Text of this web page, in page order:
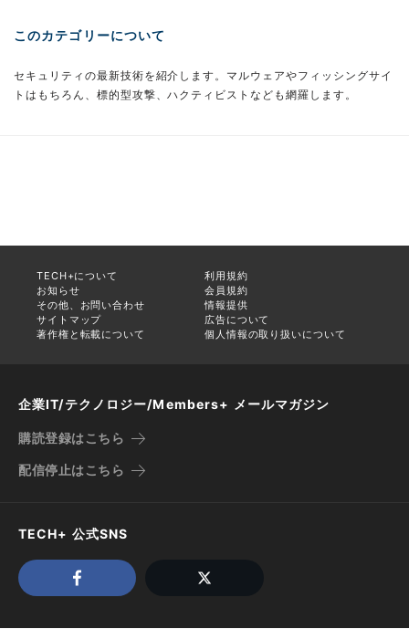
このカテゴリーについて
セキュリティの最新技術を紹介します。マルウェアやフィッシングサイ
トはもちろん、標的型攻撃、ハクティビストなども網羅します。
TECH+について
利用規約
お知らせ
会員規約
その他、お問い合わせ
情報提供
サイトマップ
広告について
著作権と転載について
個人情報の取り扱いについて
企業IT/テクノロジー/Members+ メールマガジン
購読登録はこちら
配信停止はこちら
TECH+ 公式SNS